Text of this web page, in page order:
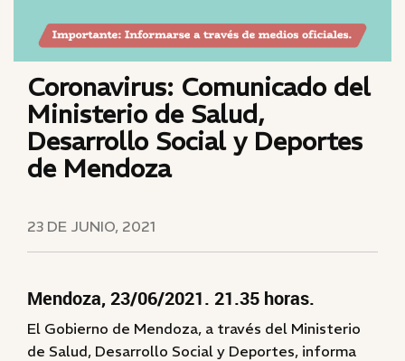
Coronavirus: Comunicado del
Ministerio de Salud,
Desarrollo Social y Deportes
de Mendoza
23 DE JUNIO, 2021
Mendoza, 23/06/2021. 21.35 horas.
El Gobierno de Mendoza, a través del Ministerio
de Salud, Desarrollo Social y Deportes, informa